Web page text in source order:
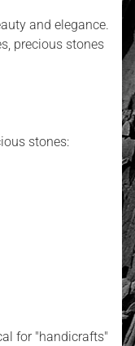
and elegance.
precious stones
stones:
for "handicrafts"